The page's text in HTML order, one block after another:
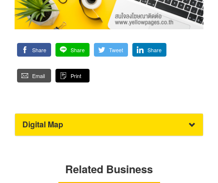
Share Share Tweet Share
Email Print
Digital Map
Related Business